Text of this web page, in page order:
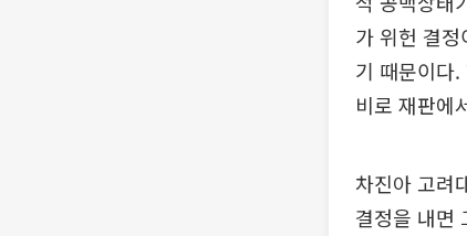
가 위헌 결
기 때문이다.
비로 재판에
차진아 고려
결정을 내면